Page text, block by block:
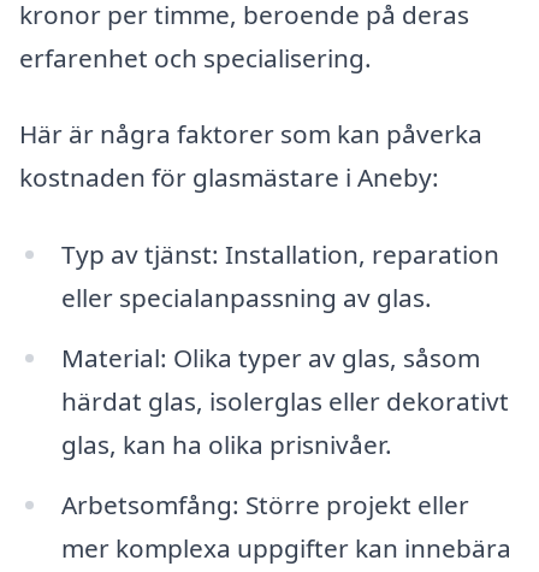
kronor per timme, beroende på deras
erfarenhet och specialisering.
Här är några faktorer som kan påverka
kostnaden för glasmästare i Aneby:
Typ av tjänst: Installation, reparation
eller specialanpassning av glas.
Material: Olika typer av glas, såsom
härdat glas, isolerglas eller dekorativt
glas, kan ha olika prisnivåer.
Arbetsomfång: Större projekt eller
mer komplexa uppgifter kan innebära